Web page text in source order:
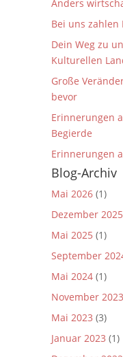
Anders
Bei uns zahlen
Dein Weg zu
Kulturellen
Große
bevor
Erinnerungen
Begierde
Erinnerungen
Blog-Archiv
Mai 2026(1)
Dezember 2025
Mai 2025 (1)
September
Mai 2024(1)
November 2023
Mai 2023 (3)
Januar 2023 (1)